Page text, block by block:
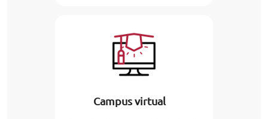
Campus virtual